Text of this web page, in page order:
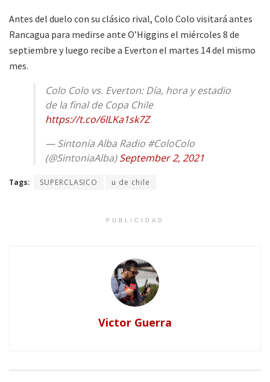
Antes del duelo con su clásico rival, Colo Colo visitará antes
Rancagua para medirse ante O’Higgins el miércoles 8 de
septiembre y luego recibe a Everton el martes 14 del mismo
mes.
Colo Colo vs. Everton: Día, hora y estadio
de la final de Copa Chile
https://t.co/6ILKa1sk7Z
— Sintonía Alba Radio #ColoColo
(@SintoniaAlba)September 2, 2021
Tags: SUPERCLASICO u de chile
PUBLICIDAD
Victor Guerra